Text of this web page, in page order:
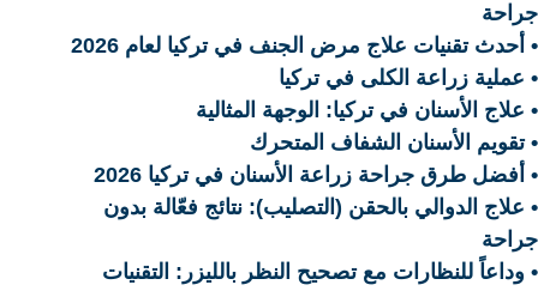
جراحة
• أحدث تقنيات علاج مرض الجنف في تركيا لعام 2026
• عملية زراعة الكلى في تركيا
• علاج الأسنان في تركيا: الوجهة المثالية
• تقويم الأسنان الشفاف المتحرك
• أفضل طرق جراحة زراعة الأسنان في تركيا 2026
• علاج الدوالي بالحقن (التصليب): نتائج فعّالة بدون
جراحة
• وداعاً للنظارات مع تصحيح النظر بالليزر: التقنيات